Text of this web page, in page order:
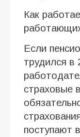
Как
Если
трудился в
страховые
поступают